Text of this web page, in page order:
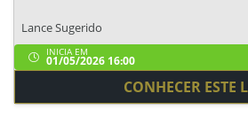
Lance Sugerido
INICIA EM
01/05/2026 16:00
CONHECER ESTE